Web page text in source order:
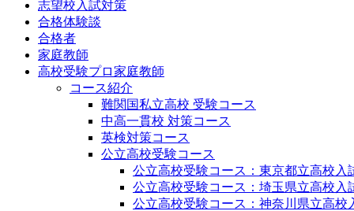
志望校入試対策
合格体験談
合格者
家庭教師
高校受験プロ家庭教師
コース紹介
難関国私立高校 受験コース
中高一貫校 対策コース
英検対策コース
公立高校受験コース
公立高校受験コース：東京都立高校入
公立高校受験コース：埼玉県立高校入
公立高校受験コース：神奈川県立高校